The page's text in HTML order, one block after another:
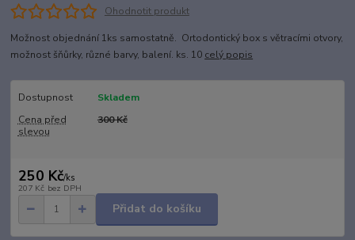
Ohodnotit produkt
Možnost objednání 1ks samostatně. Ortodontický box s větracími otvory,
možnost šňůrky, různé barvy, balení. ks. 10 celý popis
Dostupnost
Skladem
Cena před
slevou
300 Kč
250 Kč/ks
207 Kč bez DPH
Přidat do košíku